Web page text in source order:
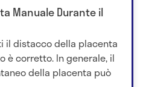
Manuale Durante il
il distacco della placenta
è corretto. In generale, il
della placenta può